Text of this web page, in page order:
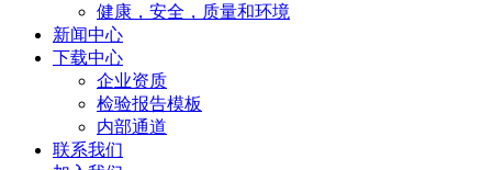
健康，安全，质量和环境
新闻中心
下载中心
企业资质
检验报告模板
内部通道
联系我们